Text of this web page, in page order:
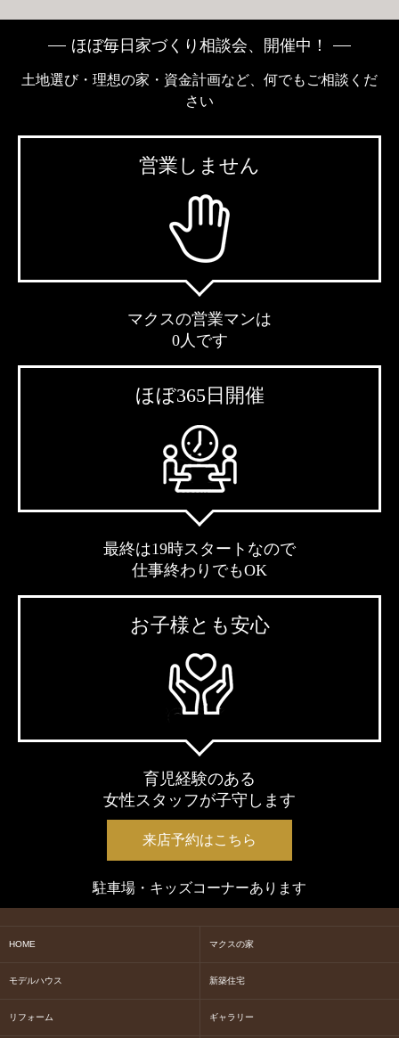
ほぼ毎日家づくり相談会、開催中！
土地選び・理想の家・資金計画など、何でもご相談くだ
さい
営業しません
マクスの営業マンは
0人です
ほぼ365日開催
最終は19時スタートなので
仕事終わりでもOK
お子様とも安心
育児経験のある
女性スタッフが子守します
来店予約はこちら
駐車場・キッズコーナーあります
HOME マクスの家
モデルハウス 新築住宅
リフォーム ギャラリー